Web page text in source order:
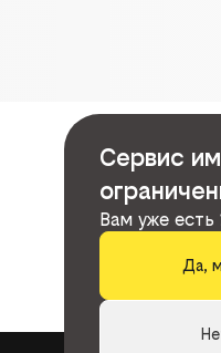
Сервис
Вам уже есть
Да,